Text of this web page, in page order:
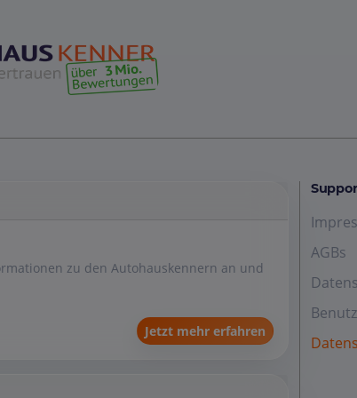
zu den Autohauskennern an und
Jetzt mehr erfahren
AGBs